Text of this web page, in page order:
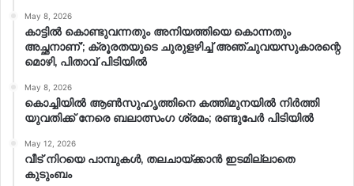
May 8, 2026
കാട്ടിൽ കൊണ്ടുവന്നതും അനിയത്തിയെ കൊന്നതും
അച്ഛനാണ്’; ക്രൂരതയുടെ ചുരുളഴിച്ച് അഞ്ചുവയസുകാരന്റെ
മൊഴി, പിതാവ് പിടിയിൽ
May 8, 2026
കൊച്ചിയിൽ ആൺസുഹൃത്തിനെ കത്തിമുനയിൽ നിർത്തി
യുവതിക്ക് നേരെ ബലാത്സംഗ​ ശ്രമം; രണ്ടുപേർ പിടിയിൽ
May 12, 2026
വീട് നിറയെ പാമ്പുകൾ, തലചായ്ക്കാൻ ഇടമില്ലാതെ
കുടുംബം